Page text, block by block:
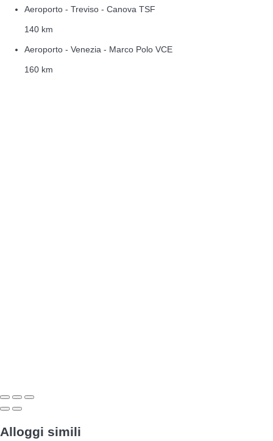
Aeroporto - Treviso - Canova TSF
140 km
Aeroporto - Venezia - Marco Polo VCE
160 km
Alloggi simili